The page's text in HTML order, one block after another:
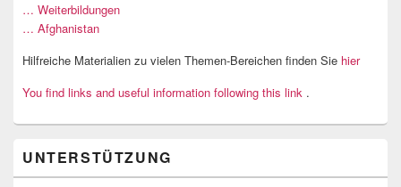
… Weiterbildungen
… Afghanistan
Hilfreiche Materialien zu vielen Themen-Bereichen finden Sie hier
You find links and useful information following this link .
UNTERSTÜTZUNG